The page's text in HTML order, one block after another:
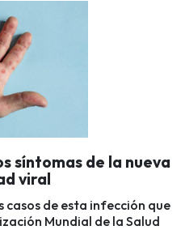
síntomas de la nueva
viral
de esta infección que
Mundial de la Salud